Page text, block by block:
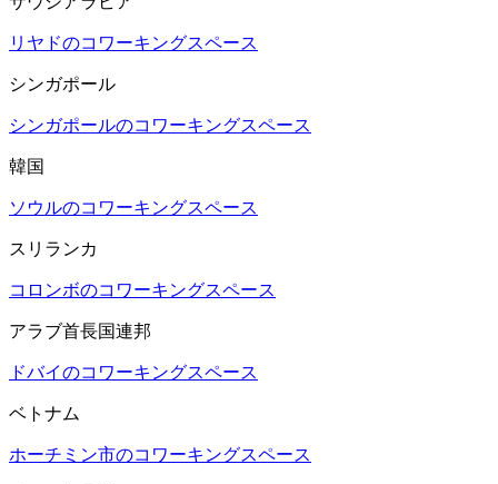
リヤドのコワーキングスペース
シンガポール
シンガポールのコワーキングスペース
韓国
ソウルのコワーキングスペース
スリランカ
コロンボのコワーキングスペース
アラブ首長国連邦
ドバイのコワーキングスペース
ベトナム
ホーチミン市のコワーキングスペース